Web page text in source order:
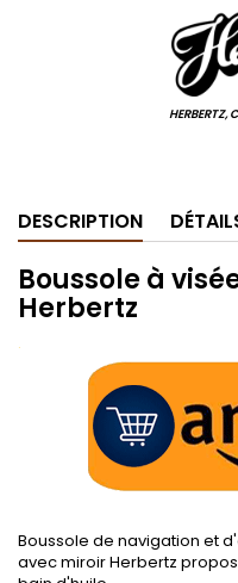
DESCRIPTION
Boussole à
Herbertz
.
Boussole de navigation et
avec miroir Herbertz